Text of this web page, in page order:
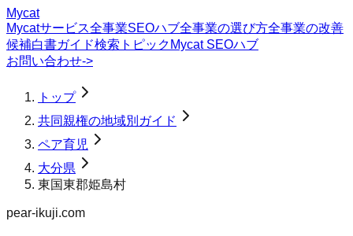
Mycat
Mycatサービス全事業SEOハブ全事業の選び方全事業の改善
候補白書ガイド検索トピック Mycat SEOハブ
お問い合わせ->
トップ
共同親権の地域別ガイド
ペア育児
大分県
東国東郡姫島村
pear-ikuji.com